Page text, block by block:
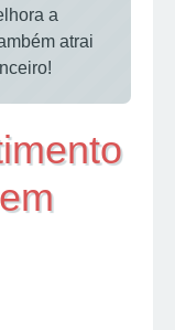
a
atrai